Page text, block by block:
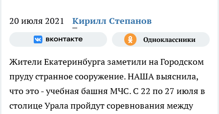
20 июля 2021 Кирилл Степанов
Жители Екатеринбурга заметили на Городском
пруду странное сооружение. НАША выяснила,
что это - учебная башня МЧС. С 22 по 27 июля в
столице Урала пройдут соревнования между